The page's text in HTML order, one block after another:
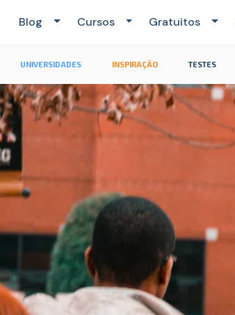
Blog Cursos Gratuitos
UNIVERSIDADES INSPIRAÇÃO TESTES